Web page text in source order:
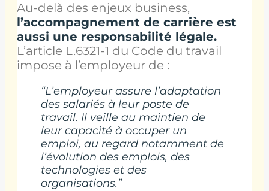
Au-delà des enjeux business,
l’accompagnement de carrière est
aussi une responsabilité légale.
L’article L.6321-1 du Code du travail
impose à l’employeur de :
“L’employeur assure l’adaptation
des salariés à leur poste de
travail. Il veille au maintien de
leur capacité à occuper un
emploi, au regard notamment de
l’évolution des emplois, des
technologies et des
organisations.”